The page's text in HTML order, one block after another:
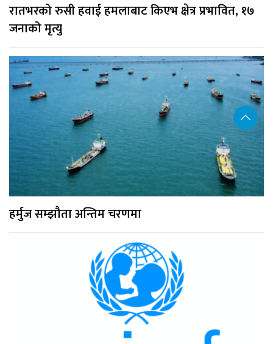
रातभरको रुसी हवाई हमलाबाट किएभ क्षेत्र प्रभावित, १७
जनाको मृत्यु
हर्मुज सम्झौता अन्तिम चरणमा